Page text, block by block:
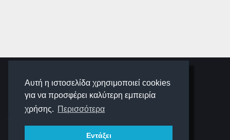
Αυτή η ιστοσελίδα χρησιμοποιεί cookies
για να προσφέρει καλύτερη εμπειρία
χρήσης. Περισσότερα
Εντάξει
SCHOOLIGANS
SCHOOLWAVE